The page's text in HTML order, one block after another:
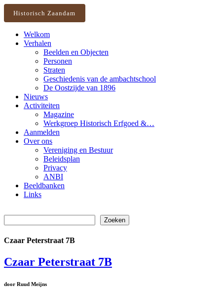
Historisch Zaandam
Welkom
Verhalen
Beelden en Objecten
Personen
Straten
Geschiedenis van de ambachtschool
De Oostzijde van 1896
Nieuws
Activiteiten
Magazine
Werkgroep Historisch Erfgoed &…
Aanmelden
Over ons
Vereniging en Bestuur
Beleidsplan
Privacy
ANBI
Beeldbanken
Links
Zoeken
Czaar Peterstraat 7B
Czaar Peterstraat 7B
door Ruud Meijns